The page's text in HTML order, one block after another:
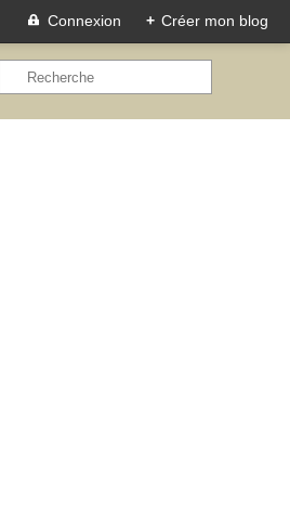
Connexion + Créer mon blog